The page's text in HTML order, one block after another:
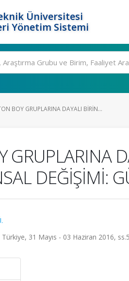
Üniversitesi
Yönetim Sistemi
BOY GRUPLARINA DAYALI BİRİN...
GRUPLARINA
DEĞİŞİMİ:
31 Mayıs - 03 Haziran 2016,